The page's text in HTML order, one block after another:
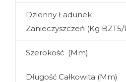
Dzienny Ładunek
Zanieczyszczeń (kg
Szerokość (mm)
Długość Całkowita (mm)